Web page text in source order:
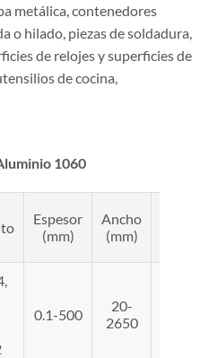
metálica, contenedores
o hilado, piezas de soldadura,
de relojes y superficies de
de cocina,
luminio 1060
Espesor
(mm)
Ancho
(mm)
0.1-500
20-
2650